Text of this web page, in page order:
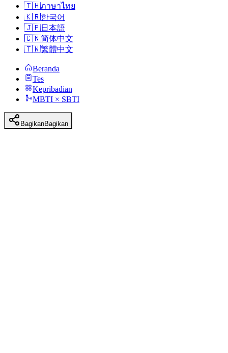
🇹🇭ภาษาไทย
🇰🇷한국어
🇯🇵日本語
🇨🇳简体中文
🇹🇼繁體中文
Beranda
Tes
Kepribadian
MBTI × SBTI
BagikanBagikan